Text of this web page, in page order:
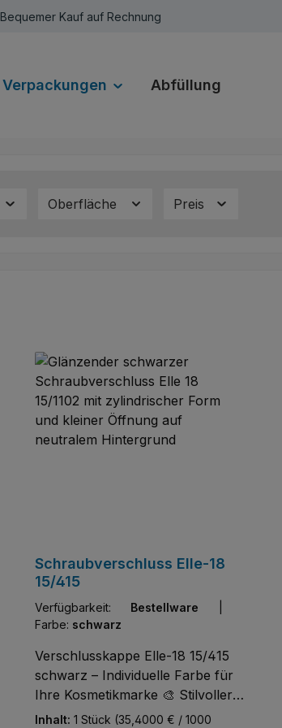
Bequemer Kauf auf Rechnung
Verpackungen Abfüllung
Oberfläche Preis
Schraubverschluss Elle-18
15/415
Verfügbarkeit: Bestellware
Farbe: schwarz
Verschlusskappe Elle-18 15/415
schwarz – Individuelle Farbe für
Ihre Kosmetikmarke 🎨 Stilvoller
Verschluss mit Farbanpassung ab
Inhalt: 1 Stück (35,4000 € / 1000